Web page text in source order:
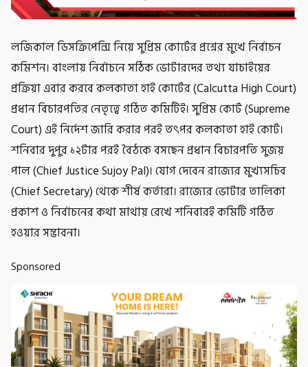
লজিকাল ডিসক্রিপেন্সি নিয়ে সুপ্রিম কোর্টের প্রশ্নের মুখে নির্বাচন
কমিশন। বাংলায় নির্বাচনে সঠিক ভোটারদের তথ্য যাচাইয়ের
প্রক্রিয়া এবার করবে কলকাতা হাই কোর্টের (Calcutta High Court)
প্রধান বিচারপতির নেতৃত্বে গঠিত কমিটিই। সুপ্রিম কোর্ট (Supreme
Court) এই নির্দেশ জারি করার পরই তৎপর কলকাতা হাই কোর্ট।
শনিবার দুপুর ১২টার পরই বৈঠকে বসছেন প্রধান বিচারপতি সুজয়
পাল (Chief Justice Sujoy Pal)। যোগ দেবেন রাজ্যের মুখ্যসচিব
(Chief Secretary) থেকে শীর্ষ কর্তারা। রাজ্যের ভোটার তালিকা
প্রকাশ ও নির্বাচনের কথা মাথায় রেখে শনিবারই কমিটি গঠিত
হওয়ার সম্ভাবনা।
Sponsored